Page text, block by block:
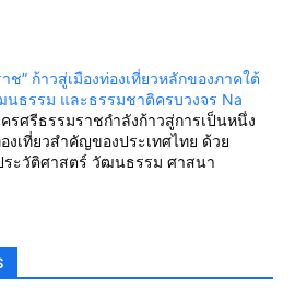
” ก้าวสู่เมืองท่องเที่ยวหลักของภาคใต้
นธรรม และธรรมชาติครบวงจร Na
รศรีธรรมราชกำลังก้าวสู่การเป็นหนึ่ง
งเที่ยวสำคัญของประเทศไทย ด้วย
ะวัติศาสตร์ วัฒนธรรม ศาสนา